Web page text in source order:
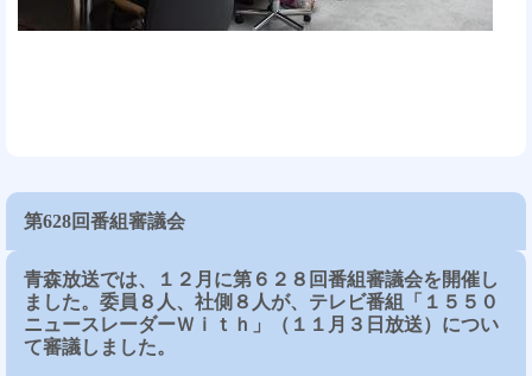
第628回番組審議会
青森放送では、１２月に第６２８回番組審議会を開催し
ました。委員８人、社側８人が、テレビ番組「１５５０
ニュースレーダーＷｉｔｈ」（１１月３日放送）につい
て審議しました。